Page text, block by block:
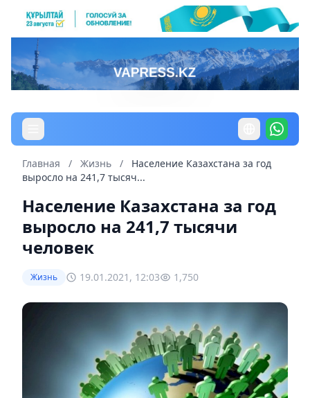
Главная / Жизнь /
Население Казахстана за год
выросло на 241,7 тысяч...
Население Казахстана за год
выросло на 241,7 тысячи
человек
Жизнь 19.01.2021, 12:03 1,750